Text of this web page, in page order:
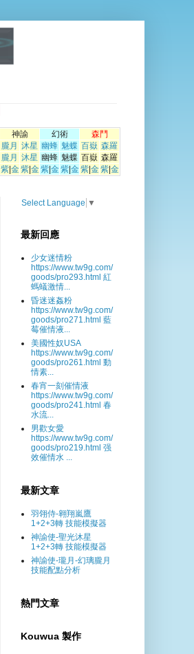
神諭 幻術
森鬥
朧月 沐星 幽蜂 魅蝶 百嶽 森羅
朧月 沐星 幽蜂 魅蝶 百嶽 森羅
紫| 金紫| 金紫| 金紫| 金紫| 金紫| 金
Select Language ▼
最新回應
少女迷情粉
https://www.tw9g.com/
goods/pro293.html 紅
螞蟻激情...
昏迷迷姦粉
https://www.tw9g.com/
goods/pro271.html 藍
莓催情液...
美國性奴USA
https://www.tw9g.com/
goods/pro261.html 動
情素...
春宵一刻催情液
https://www.tw9g.com/
goods/pro241.html 春
水流...
男歡女愛
https://www.tw9g.com/
goods/pro219.html 强
效催情水 ...
最新文章
羽翎侍-翱翔嵐鷹
1+2+3轉 技能模擬器
神諭使-聖光沐星
1+2+3轉 技能模擬器
神諭使-瓏月-幻璃朧月
技能配點分析
熱門文章
Kouwua 製作